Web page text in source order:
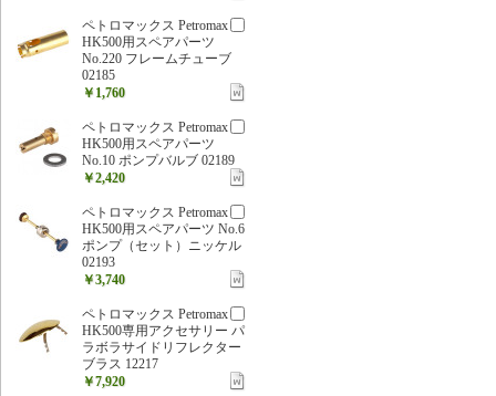
ペトロマックス Petromax
HK500用スペアパーツ
No.220 フレームチューブ
02185
￥1,760
ペトロマックス Petromax
HK500用スペアパーツ
No.10 ポンプバルブ 02189
￥2,420
ペトロマックス Petromax
HK500用スペアパーツ No.6
ポンプ（セット）ニッケル
02193
￥3,740
ペトロマックス Petromax
HK500専用アクセサリー パ
ラボラサイドリフレクター
ブラス 12217
￥7,920